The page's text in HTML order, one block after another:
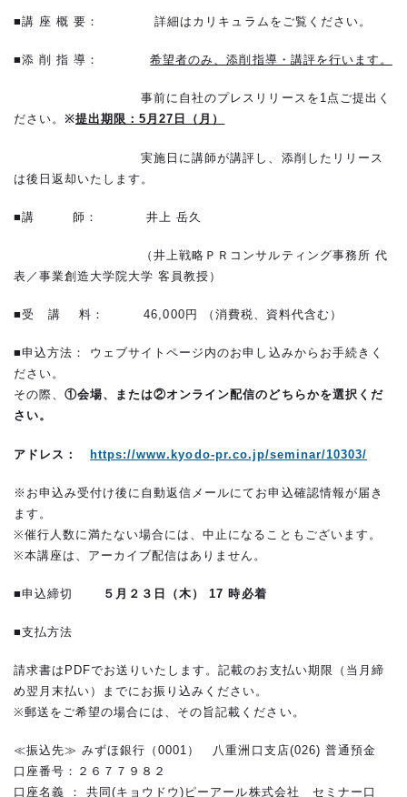
■講 座 概 要： 詳細はカリキュラムをご覧ください。
■添 削 指 導：希望者のみ、添削指導・講評を行います。
事前に自社のプレスリリースを1点ご提出く
ださい。※提出期限：5月27日（月）
実施日に講師が講評し、添削したリリース
は後日返却いたします。
■講 師： 井上 岳久
（井上戦略ＰＲコンサルティング事務所 代
表／事業創造大学院大学 客員教授）
■受 講 料： 46,000円 （消費税、資料代含む）
■申込方法： ウェブサイトページ内のお申し込みからお手続きく
ださい。
その際、①会場、または②オンライン配信のどちらかを選択くだ
さい。
アドレス：https://www.kyodo-pr.co.jp/seminar/10303/
※お申込み受付け後に自動返信メールにてお申込確認情報が届き
ます。
※催行人数に満たない場合には、中止になることもございます。
※本講座は、アーカイブ配信はありません。
■申込締切 ５ 月２３日（木） 17 時必着
■支払方法
請求書はPDFでお送りいたします。記載のお支払い期限（当月締
め翌月末払い）までにお振り込みください。
※郵送をご希望の場合には、その旨記載ください。
≪振込先≫ みずほ銀行（0001） 八重洲口支店(026) 普通預金
口座番号：２６７７９８２
口座名義 ： 共同(キョウドウ)ピーアール株式会社 セミナー口